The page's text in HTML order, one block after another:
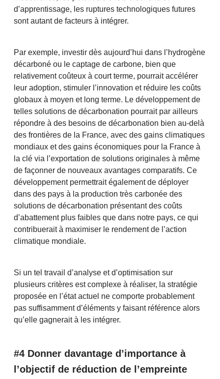
d’apprentissage, les ruptures technologiques futures
sont autant de facteurs à intégrer.
Par exemple, investir dès aujourd’hui dans l’hydrogène
décarboné ou le captage de carbone, bien que
relativement coûteux à court terme, pourrait accélérer
leur adoption, stimuler l’innovation et réduire les coûts
globaux à moyen et long terme. Le développement de
telles solutions de décarbonation pourrait par ailleurs
répondre à des besoins de décarbonation bien au-delà
des frontières de la France, avec des gains climatiques
mondiaux et des gains économiques pour la France à
la clé via l’exportation de solutions originales à même
de façonner de nouveaux avantages comparatifs. Ce
développement permettrait également de déployer
dans des pays à la production très carbonée des
solutions de décarbonation présentant des coûts
d’abattement plus faibles que dans notre pays, ce qui
contribuerait à maximiser le rendement de l’action
climatique mondiale.
Si un tel travail d’analyse et d’optimisation sur
plusieurs critères est complexe à réaliser, la stratégie
proposée en l’état actuel ne comporte probablement
pas suffisamment d’éléments y faisant référence alors
qu’elle gagnerait à les intégrer.
#4 Donner davantage d’importance à
l’objectif de réduction de l’empreinte